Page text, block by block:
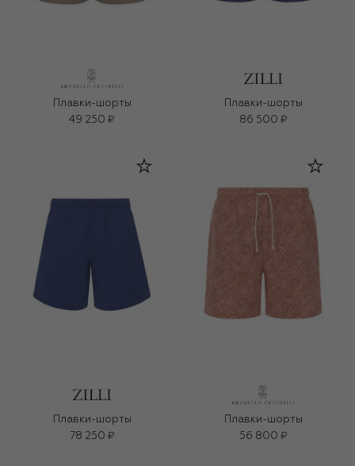
Плавки-шорты
49 250 ₽
Плавки-шорты
86 500 ₽
Плавки-шорты
78 250 ₽
Плавки-шорты
56 800 ₽